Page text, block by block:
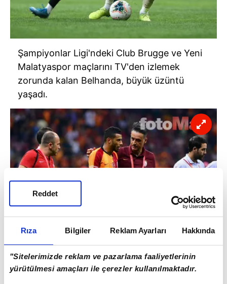
Rıza Bilgiler Reklam Ayarları Hakkında
"Sitelerimizde reklam ve pazarlama faaliyetlerinin
yürütülmesi amaçları ile çerezler kullanılmaktadır.
Reddet
Şampiyonlar Ligi'ndeki Club Brugge ve Yeni
Malatyaspor maçlarını TV'den izlemek
zorunda kalan Belhanda, büyük üzüntü
yaşadı.